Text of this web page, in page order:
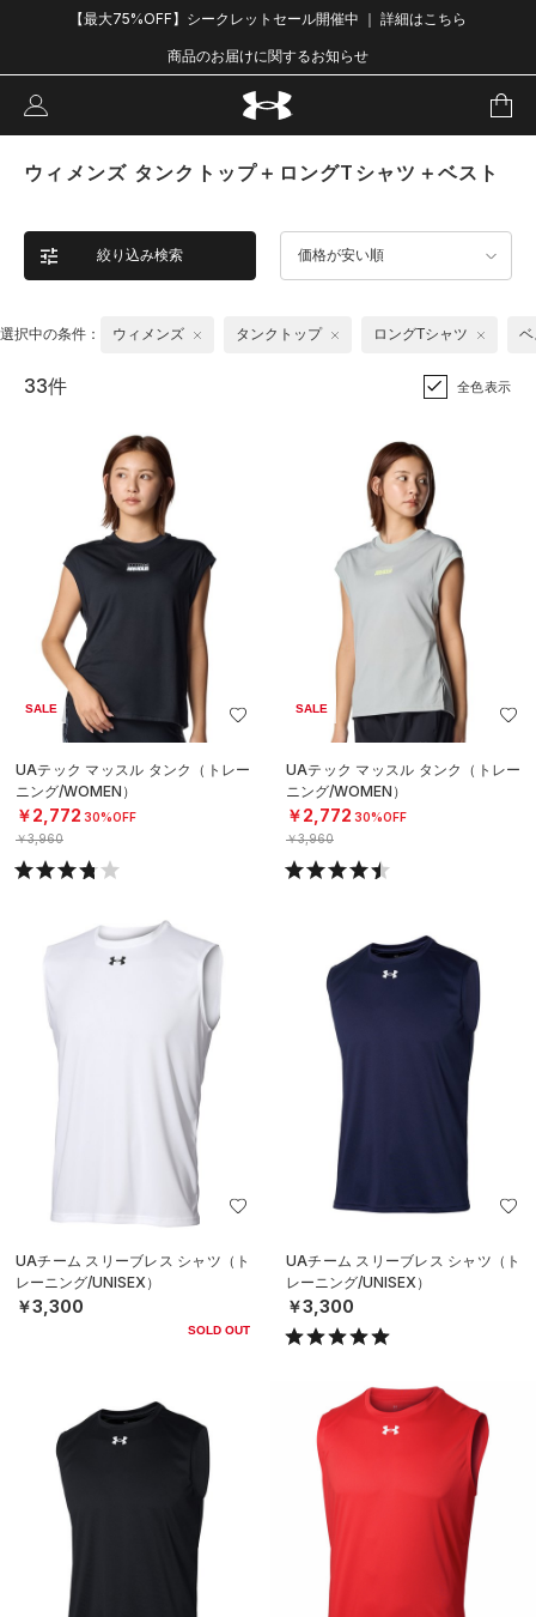
【最大75%OFF】シークレットセール開催中 ｜ 詳細はこちら
商品のお届けに関するお知らせ
ウィメンズ タンクトップ＋ロングTシャツ＋ベスト
絞り込み検索 価格が安い順
選択中の条件： ウィメンズ タンクトップ ロングTシャツ
33件 全色表示
SALE
UAテック マッスル タンク（トレー
ニング/WOMEN）
￥2,772 30%OFF
￥3,960
SALE
UAテック マッスル タンク（トレー
ニング/WOMEN）
￥2,772 30%OFF
￥3,960
UAチーム スリーブレス シャツ（ト
レーニング/UNISEX）
￥3,300
SOLD OUT
UAチーム スリーブレス シャツ（ト
レーニング/UNISEX）
￥3,300